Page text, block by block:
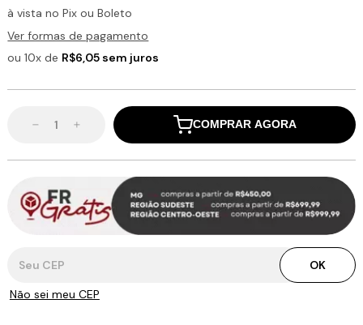
à vista no Pix ou Boleto
Ver formas de pagamento
ou 10x de R$6,05 sem juros
COMPRAR AGORA
OK
Não sei meu CEP